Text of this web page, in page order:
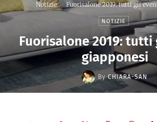
Notizie Fuorisalone 2019: tutti gli
NOTIZIE
Fuorisalone 2019:
giapponesi
By CHIARA-SAN